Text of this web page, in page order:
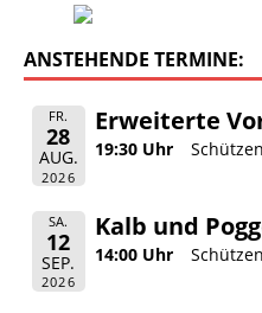
ANSTEHENDE TERMINE:
FR.
28
AUG.
2026
Erweiterte
19:30 Uhr
SA.
12
SEP.
2026
Kalb und
14:00 Uhr